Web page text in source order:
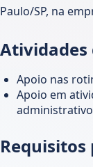
Paulo/SP, na
Atividades
Apoio nas
Apoio em
Requisitos